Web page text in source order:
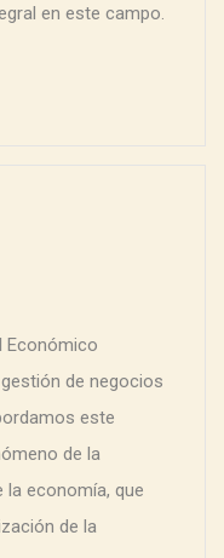
en este campo.
Económico
de negocios
este
de la
la economía, que
de la